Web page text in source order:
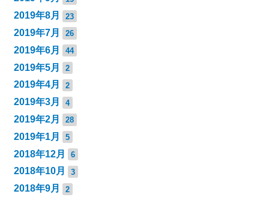
2019年8月 23
2019年7月 26
2019年6月 44
2019年5月 2
2019年4月 2
2019年3月 4
2019年2月 28
2019年1月 5
2018年12月 6
2018年10月 3
2018年9月 2